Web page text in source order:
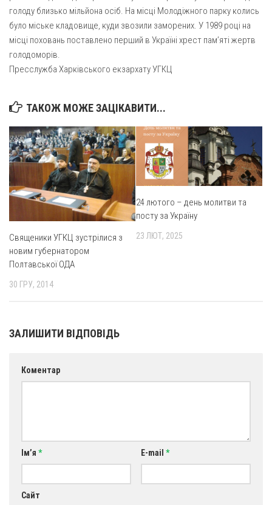
голоду близько мільйона осіб. На місці Молодіжного парку колись
було міське кладовище, куди звозили заморених. У 1989 році на
місці поховань поставлено перший в Україні хрест пам’яті жертв
голодоморів.
Пресслужба Харківського екзархату УГКЦ
ТАКОЖ МОЖЕ ЗАЦІКАВИТИ...
Священики УГКЦ зустрілися з
новим губернатором
Полтавської ОДА
30 ГРУ, 2014
24 лютого – день молитви та
посту за Україну
23 ЛЮТ, 2025
ЗАЛИШИТИ ВІДПОВІДЬ
Коментар
Ім’я * E-mail *
Сайт